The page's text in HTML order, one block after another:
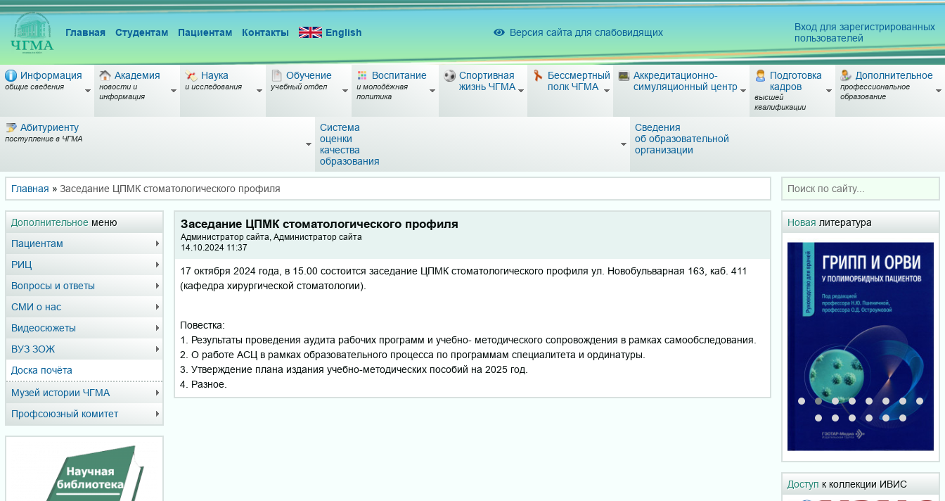
Главная Студентам Пациентам Контакты English Версия сайта для слабовидящих
Вход для зарегистрированных
пользователей
Информация
общие сведения
Академия
новости и
информация
Наука
и исследования
Обучение
учебный отдел
Воспитание
и молодёжная
политика
Спортивная
жизнь ЧГМА
Бессмертный
полк ЧГМА
Аккредитационно-
симуляционный центр
Подготовка
кадров
высшей
квалификации
Дополнительное
профессиональное
образование
Абитуриенту
поступление в ЧГМА
Система
оценки
качества
образования
Сведения
об образовательной
организации
Главная » Заседание ЦПМК стоматологического профиля
Дополнительное меню
Пациентам
РИЦ
Вопросы и ответы
СМИ о нас
Видеосюжеты
ВУЗ ЗОЖ
Доска почёта
Музей истории ЧГМА
Профсоюзный комитет
Заседание ЦПМК стоматологического профиля
Администратор сайта, Администратор сайта
14.10.2024 11:37
17 октября 2024 года, в 15.00 состоится заседание ЦПМК стоматологического профиля ул. Новобульварная 163, каб. 411
(кафедра хирургической стоматологии).
Повестка:
1. Результаты проведения аудита рабочих программ и учебно- методического сопровождения в рамках самообследования.
2. О работе АСЦ в рамках образовательного процесса по программам специалитета и ординатуры.
3. Утверждение плана издания учебно-методических пособий на 2025 год.
4. Разное.
Новая литература
Доступ к коллекции ИВИС